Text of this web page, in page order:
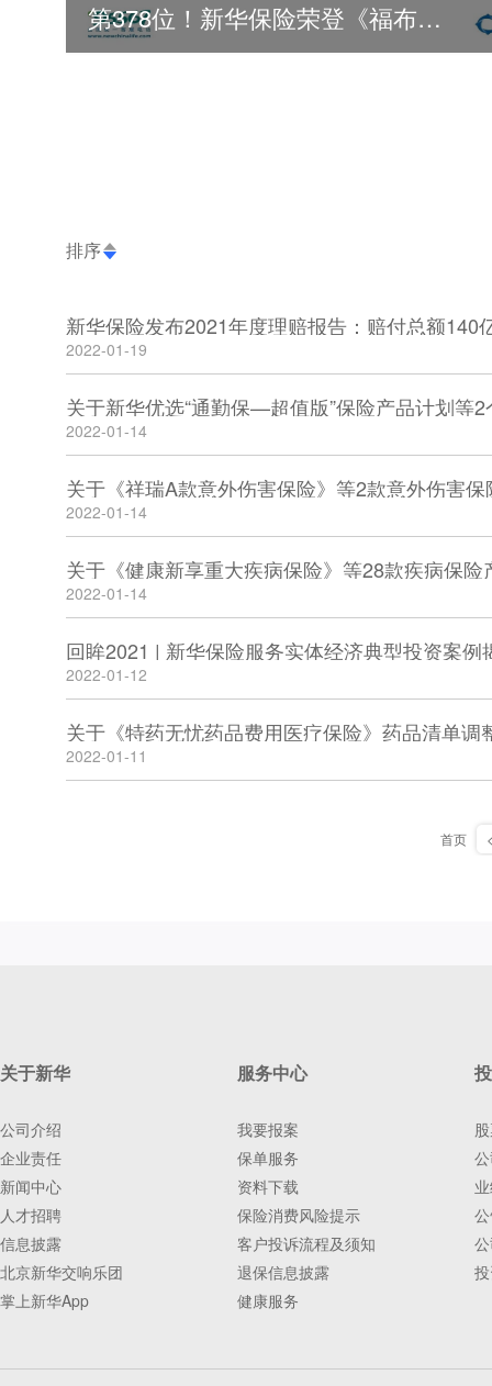
第378位！新华保险荣登《福布斯》全球500强
排序
新华保险发布2021年度理赔报告：赔付总额140
2022-01-19
2022-01-14
2022-01-14
关于《健康新享重大疾病保险》等28款疾病保
2022-01-14
回眸2021 | 新华保险服务实体经济典型投资案例
2022-01-12
关于《特药无忧药品费用医疗保险》药品清单调
2022-01-11
首页
关于新华
公司介绍
企业责任
新闻中心
人才招聘
信息披露
北京新华交响乐团
掌上新华App
服务中心
我要报案
保单服务
资料下载
保险消费风险提示
客户投诉流程及须知
退保信息披露
健康服务